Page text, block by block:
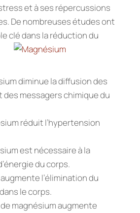
et à ses répercussions
De nombreuses études ont
clé dans la réduction du
diminue la diffusion des
des messagers chimique du
réduit l’hypertension
est nécessaire à la
du corps.
l’élimination du
le corps.
magnésium augmente